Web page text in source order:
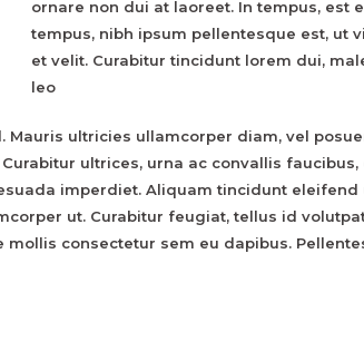
ornare non dui at laoreet. In tempus, est
tempus, nibh ipsum pellentesque est, ut
et velit. Curabitur tincidunt lorem dui,
leo
ultricies ullamcorper diam, vel
ultrices, urna ac convallis faucibus,
imperdiet. Aliquam tincidunt eleifend
ut. Curabitur feugiat, tellus id
consectetur sem eu dapibus.